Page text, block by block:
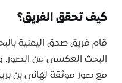
كيف تحقق الفريق؟
قام فريق صدق اليمنية
البحث العكسي عن الصور.
مع صور موثقة لهاني بن